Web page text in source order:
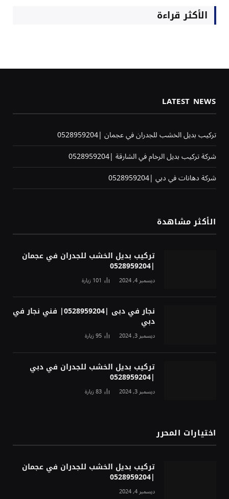
الأكثر قراءة
LATEST NEWS
تركيب بديل الخشب للجدران في عجمان |0528959204
شركة تركيب بديل الرخام في الشارقة |0528959204
شركة دهانات في دبي |0528959204
الأكثر مشاهدة
تركيب بديل الخشب للجدران في عجمان
|0528959204
ديسمبر 4, 2024 101زيارة
نجار في دبى |0528959204| فني نجار في
دبي
ديسمبر 3, 2024 95زيارة
تركيب بديل الخشب للجدران في دبي
|0528959204
ديسمبر 3, 2024 83زيارة
اختيارات المحرر
تركيب بديل الخشب للجدران في عجمان
|0528959204
ديسمبر 4, 2024